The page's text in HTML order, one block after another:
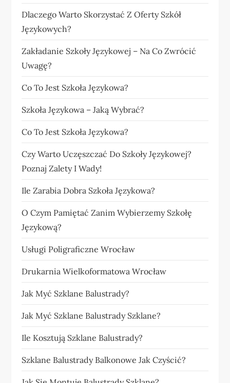
Dlaczego Warto Skorzystać Z Oferty Szkół
Językowych?
Zakładanie Szkoły Językowej – Na Co Zwrócić
Uwagę?
Co To Jest Szkoła Językowa?
Szkoła Językowa – Jaką Wybrać?
Co To Jest Szkoła Językowa?
Czy Warto Uczęszczać Do Szkoły Językowej?
Poznaj Zalety I Wady!
Ile Zarabia Dobra Szkoła Językowa?
O Czym Pamiętać Zanim Wybierzemy Szkołę
Językową?
Usługi Poligraficzne Wrocław
Drukarnia Wielkoformatowa Wrocław
Jak Myć Szklane Balustrady?
Jak Myć Szklane Balustrady Szklane?
Ile Kosztują Szklane Balustrady?
Szklane Balustrady Balkonowe Jak Czyścić?